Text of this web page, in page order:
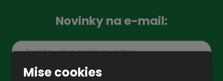
Mise cookies
Novinky na e-mail: